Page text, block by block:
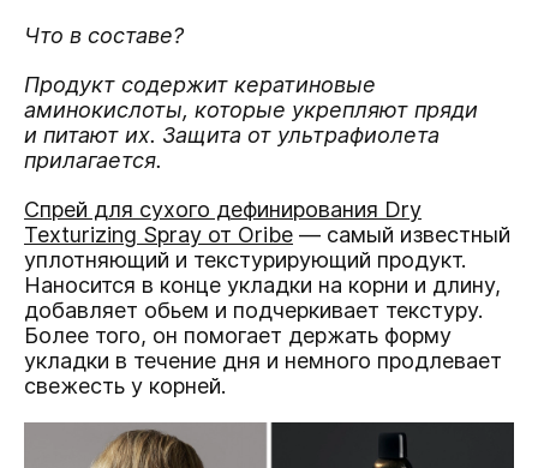
Что в составе?
Продукт содержит кератиновые
аминокислоты, которые укрепляют пряди
и питают их. Защита от ультрафиолета
прилагается.
Спрей для сухого дефинирования Dry
Texturizing Spray от Oribe — cамый известный
уплотняющий и текстурирующий продукт.
Наносится в конце укладки на корни и длину,
добавляет обьем и подчеркивает текстуру.
Более того, он помогает держать форму
укладки в течение дня и немного продлевает
свежесть у корней.